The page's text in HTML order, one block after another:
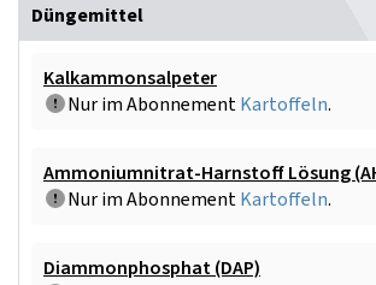
Düngemittel
Kalkammonsalpeter
Nur im AbonnementKartoffeln.
Ammoniumnitrat-Harnstoff Lösung
Nur im AbonnementKartoffeln.
Diammonphosphat (DAP)